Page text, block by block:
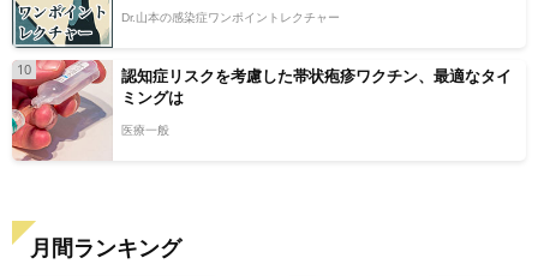
Dr.山本の感染症ワンポイントレクチャー
10
認知症リスクを考慮した帯状疱疹ワクチン、最適なタイ
ミングは
医療一般
月間ランキング